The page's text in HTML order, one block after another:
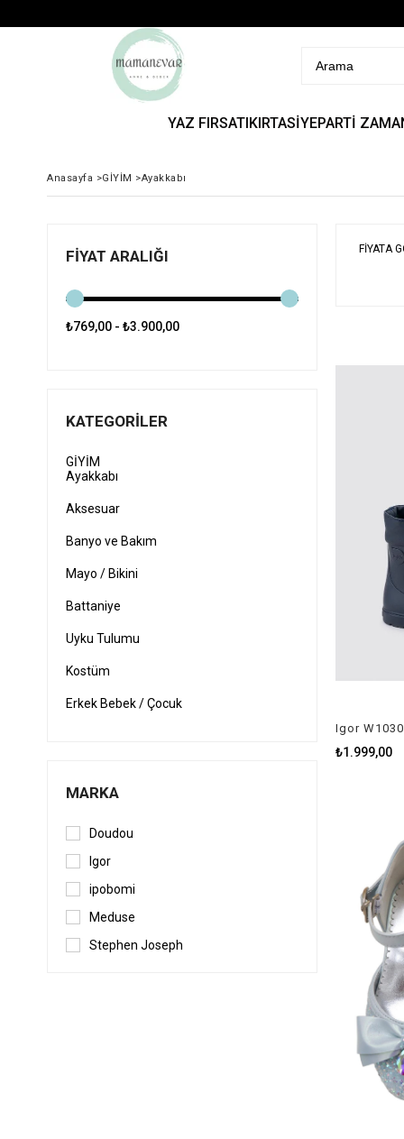
YAZ FIRSATIKIRTASİYEPARTİ
Anasayfa >GİYİM >Ayakkabı
FIYAT ARALIĞI
₺769,00 - ₺3.900,00
KATEGORILER
GİYİM
Ayakkabı
Aksesuar
Banyo ve Bakım
Mayo / Bikini
Battaniye
Uyku Tulumu
Kostüm
Erkek Bebek / Çocuk
MARKA
Doudou
Igor
ipobomi
Meduse
Stephen Joseph
FIYATA
Igor
₺1.999,00